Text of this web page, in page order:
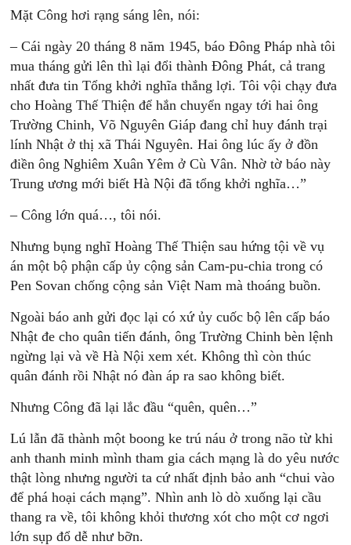
Mặt Công hơi rạng sáng lên, nói:
– Cái ngày 20 tháng 8 năm 1945, báo Đông Pháp nhà tôi
mua tháng gửi lên thì lại đổi thành Đông Phát, cả trang
nhất đưa tin Tổng khởi nghĩa thắng lợi. Tôi vội chạy đưa
cho Hoàng Thế Thiện để hắn chuyển ngay tới hai ông
Trường Chinh, Võ Nguyên Giáp đang chỉ huy đánh trại
lính Nhật ở thị xã Thái Nguyên. Hai ông lúc ấy ở đồn
điền ông Nghiêm Xuân Yêm ở Cù Vân. Nhờ tờ báo này
Trung ương mới biết Hà Nội đã tổng khởi nghĩa…”
– Công lớn quá…, tôi nói.
Nhưng bụng nghĩ Hoàng Thế Thiện sau hứng tội về vụ
án một bộ phận cấp ủy cộng sản Cam-pu-chia trong có
Pen Sovan chống cộng sản Việt Nam mà thoáng buồn.
Ngoài báo anh gửi đọc lại có xứ ủy cuốc bộ lên cấp báo
Nhật đe cho quân tiến đánh, ông Trường Chinh bèn lệnh
ngừng lại và về Hà Nội xem xét. Không thì còn thúc
quân đánh rồi Nhật nó đàn áp ra sao không biết.
Nhưng Công đã lại lắc đầu “quên, quên…”
Lú lẫn đã thành một boong ke trú náu ở trong não từ khi
anh thanh minh mình tham gia cách mạng là do yêu nước
thật lòng nhưng người ta cứ nhất định bảo anh “chui vào
để phá hoại cách mạng”. Nhìn anh lò dò xuống lại cầu
thang ra về, tôi không khỏi thương xót cho một cơ ngơi
lớn sụp đổ dễ như bỡn.